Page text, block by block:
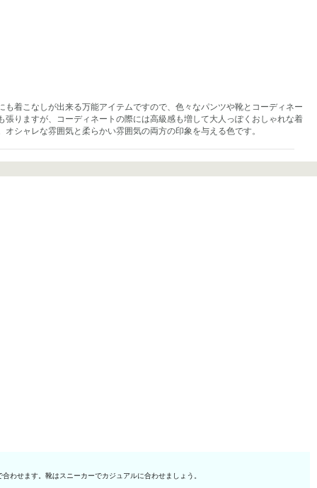
着こなしが出来る万能アイテムですので、色々なパンツや靴とコーディネー
りますが、コーディネートの際には高級感も増して大人っぽくおしゃれな着
シャレな雰囲気と柔らかい雰囲気の両方の印象を与える色です。
わせます。靴はスニーカーでカジュアルに合わせましょう。